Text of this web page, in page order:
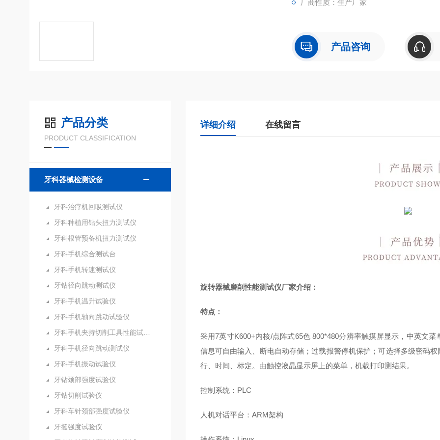
厂商性质：生产厂家
产品咨询
产品分类
PRODUCT CLASSIFICATION
牙科器械检测设备
牙科治疗机回吸测试仪
牙科种植用钻头扭力测试仪
牙科根管预备机扭力测试仪
牙科手机综合测试台
牙科手机转速测试仪
牙钻径向跳动测试仪
牙科手机温升试验仪
牙科手机轴向跳动试验仪
牙科手机径向跳动测试仪
牙科手机振动试验仪
牙钻颈部强度试验仪
牙钻切削试验仪
牙科车针颈部强度试验仪
牙挺强度试验仪
详细介绍 在线留言
旋转器械磨削性能测试仪厂家介绍：
特点：
采用7英寸K600+内核/点阵式65色 800*480分辨率触摸屏显示，中英文菜
信息可自由输入、断电自动存储；过载报警停机保护；可选择多级密码
行、时间、标定。由触控液晶显示屏上的菜单，机载打印测结果。
控制系统： PLC
人机对话平台： ARM架构